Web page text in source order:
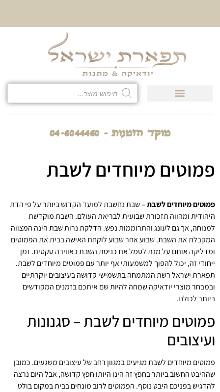
מוקד הזמנות - 04-6044460
פמוטים מיוחדים לשבת
פמוטים מיוחדים לשבת– שבת נחשבת למועד הקדוש ביותר על פי הדת
היהודית ומהווה תזכורת שבועית לבריאת העולם. השבת מוקדשת
למנוחה, אך גם לעונג והתרוממות נפש. הדלקת נרות שבת הינה המצווה
המקבלת את השבת. שבוע אחר שבוע לוקחת האישה בבית את הפמוטים
ומדליקה אותם על מנת לסמל את כניסת השבת באווירה טקסית. זמן
ייחודי זה, יכול להפוך למשמעותי אף יותר עם פמוטים מיוחדים לשבת.
תפארת ישראל רשת המתמחה בתשמישי קדושה בעיצובים יוקרתיים
ובמבחר מוצרי יודאיקה שמחה להיות שם איתכם בזמנים המקודשים
ביותר לכולנו.
פמוטים מיוחדים לשבת – סגנונות
ועיצובים
פמוטים מיוחדים לשבת מגיעים במגוון רחב של עיצובים משגעים. כמובן
שההיבט החשוב ביותר בחפץ זה הינו היותו חפץ קדושה, אבל היום נרצה
להדגיש בפניכם היבט נוסף. הפמוטים לרוב מונחים בבית במקום בולט